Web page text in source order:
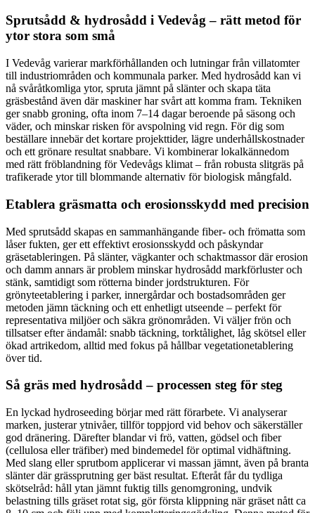
Sprutsådd & hydrosådd i Vedevåg – rätt metod för
ytor stora som små
I Vedevåg varierar markförhållanden och lutningar från villatomter
till industriområden och kommunala parker. Med hydrosådd kan vi
nå svåråtkomliga ytor, spruta jämnt på slänter och skapa täta
gräsbestånd även där maskiner har svårt att komma fram. Tekniken
ger snabb groning, ofta inom 7–14 dagar beroende på säsong och
väder, och minskar risken för avspolning vid regn. För dig som
beställare innebär det kortare projekt­tider, lägre underhållskostnader
och ett grönare resultat snabbare. Vi kombinerar lokalkännedom
med rätt fröblandning för Vedevågs klimat – från robusta slitgräs på
trafikerade ytor till blommande alternativ för biologisk mångfald.
Etablera gräsmatta och erosionsskydd med precision
Med sprutsådd skapas en sammanhängande fiber- och frömatta som
låser fukten, ger ett effektivt erosionsskydd och påskyndar
gräsetableringen. På slänter, vägkanter och schaktmassor där erosion
och damm annars är problem minskar hydrosådd markförluster och
stänk, samtidigt som rötterna binder jordstrukturen. För
grönyteetablering i parker, innergårdar och bostadsområden ger
metoden jämn täckning och ett enhetligt utseende – perfekt för
representativa miljöer och säkra grönområden. Vi väljer frön och
tillsatser efter ändamål: snabb täckning, torktålighet, låg skötsel eller
ökad artrikedom, alltid med fokus på hållbar vegetationetablering
över tid.
Så gräs med hydrosådd – processen steg för steg
En lyckad hydroseeding börjar med rätt förarbete. Vi analyserar
marken, justerar ytnivåer, tillför toppjord vid behov och säkerställer
god dränering. Därefter blandar vi frö, vatten, gödsel och fiber
(cellulosa eller träfiber) med bindemedel för optimal vidhäftning.
Med slang eller sprutbom applicerar vi massan jämnt, även på branta
slänter där grässprutning ger bäst resultat. Efteråt får du tydliga
skötselråd: håll ytan jämnt fuktig tills genomgroning, undvik
belastning tills gräset rotat sig, gör första klippning när gräset nått ca